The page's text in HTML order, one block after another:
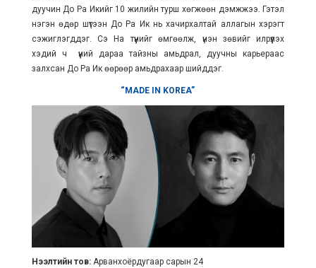
дуучин До Ра Икийг 10 жилийн турш хөгжөөн дэмжжээ. Гэтэл
нэгэн өдөр шүтээн До Ра Ик нь хачирхалтай аллагын хэрэгт
сэжиглэгддэг. Сэ На түүнийг өмгөөлж, үнэн зөвийг илрүүлэх
хэдий ч үүний дараа тайзны амьдрал, дуучны карьераас
залхсан До Ра Ик өөрөөр амьдрахаар шийддэг.
“MADE IN KOREA”
Нээлтийн тов: Арванхоёрдугаар сарын 24